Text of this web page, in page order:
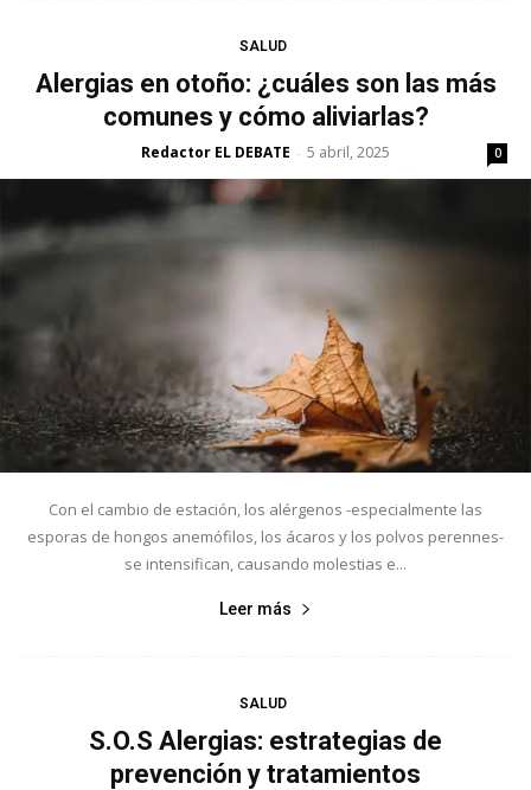
SALUD
Alergias en otoño: ¿cuáles son las más
comunes y cómo aliviarlas?
Redactor EL DEBATE - 5 abril, 2025 0
Con el cambio de estación, los alérgenos -especialmente las
esporas de hongos anemófilos, los ácaros y los polvos perennes-
se intensifican, causando molestias e...
Leer más
SALUD
S.O.S Alergias: estrategias de
prevención y tratamientos